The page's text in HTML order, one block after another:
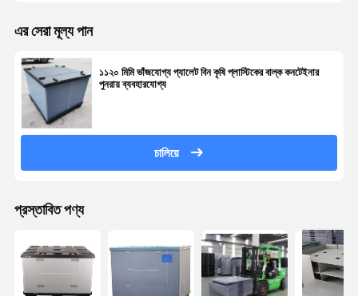
এর সেরা মূল্য পান
১১২০ মিমি ভাঁজযোগ্য প্যালেট বিন কৃষি প্লাস্টিকের বাল্ক কনটেইনার
পুনরায় ব্যবহারযোগ্য
চালিয়ে
প্রস্তাবিত পণ্য